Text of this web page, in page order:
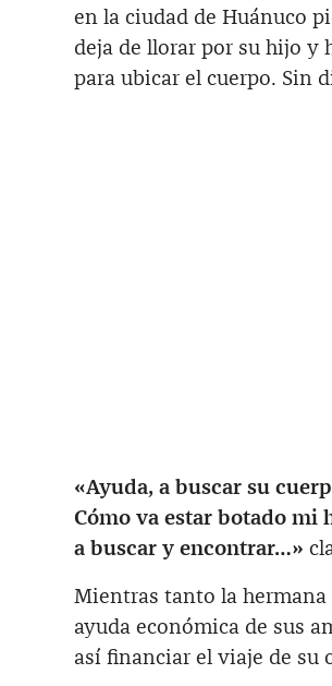
en la ciudad de Huánuco
deja de llorar por su hijo y
para ubicar el cuerpo. Sin
«Ayuda, a buscar su
Cómo va estar botado mi
a buscar y encontrar…»
Mientras tanto la
ayuda económica de sus
así financiar el viaje de su